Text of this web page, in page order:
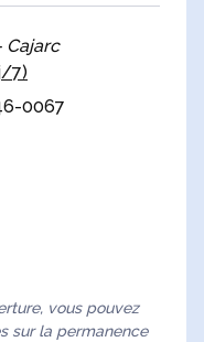
Cajarc
7)
0067
vous pouvez
sur la permanence